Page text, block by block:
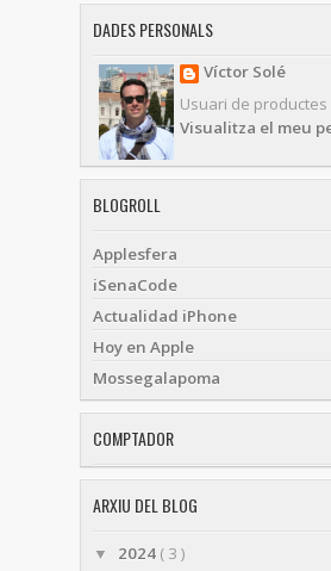
DADES PERSONALS
Víctor Solé
Usuari de
Visualitza el meu
BLOGROLL
Applesfera
iSenaCode
Actualidad iPhone
Hoy en Apple
Mossegalapoma
COMPTADOR
ARXIU DEL BLOG
▼ 2024 ( 3 )